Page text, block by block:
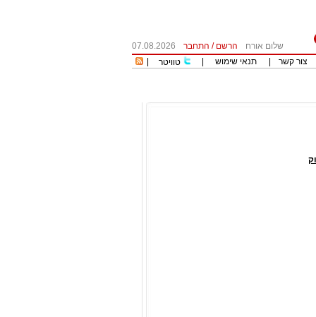
שלום אורח הרשם / התחבר
07.08.2026
צור קשר תנאי שימוש טוויטר